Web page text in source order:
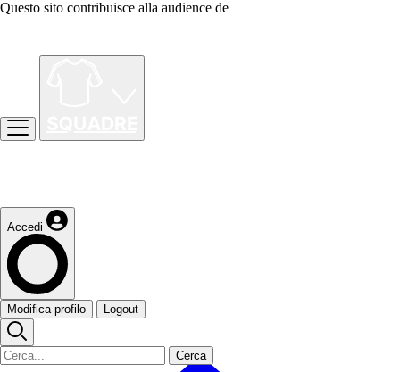
Questo sito contribuisce alla audience de
Accedi
Modifica profilo Logout
Cerca